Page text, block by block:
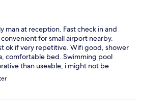
man at reception. Fast check in and
for small airport nearby.
ok if very repetitive. Wifi good, shower
comfortable bed. Swimming pool
than useable, i might not be
jaded and tired, light switches and